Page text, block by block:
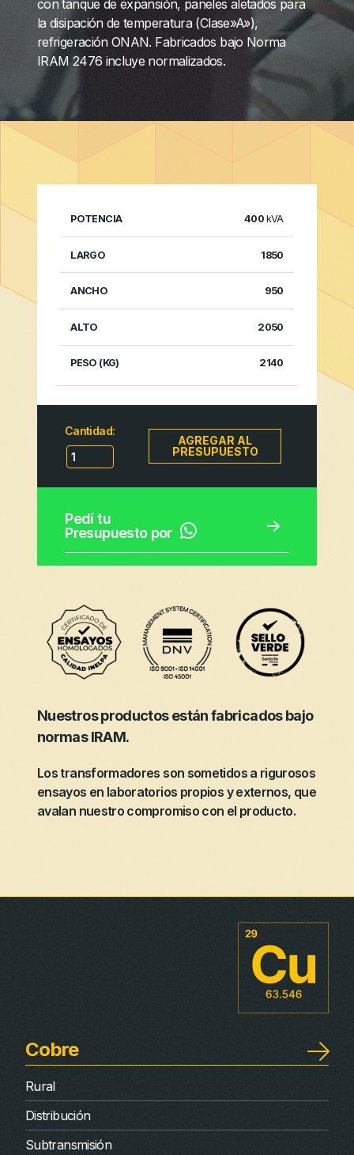
con tanque de expansión, paneles aletados para
la disipación de temperatura (Clase»A»),
refrigeración ONAN. Fabricados bajo Norma
IRAM 2476 incluye normalizados.
DIMENSIONES
(KG)
400 kVA
1850
950
2050
2140
Cantidad:
AGREGAR AL
PRESUPUESTO
Pedí tu
Presupuesto por
Nuestros productos están fabricados bajo
normas IRAM.
Los transformadores son sometidos a rigurosos
ensayos en laboratorios propios y externos, que
avalan nuestro compromiso con el producto.
Cobre
Rural
Distribución
Subtransmisión